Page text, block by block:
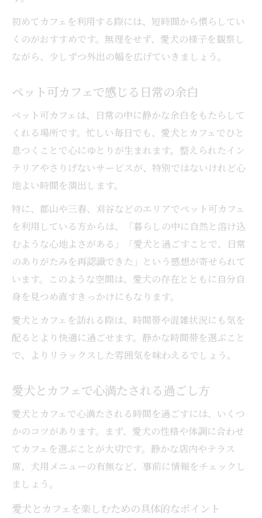
初めてカフェを利用する際には、短時間から慣らしてい
くのがおすすめです。無理をせず、愛犬の様子を観察し
ながら、少しずつ外出の幅を広げていきましょう。
ペット可カフェで感じる日常の余白
ペット可カフェは、日常の中に静かな余白をもたらして
くれる場所です。忙しい毎日でも、愛犬とカフェでひと
息つくことで心にゆとりが生まれます。整えられたイン
テリアやさりげないサービスが、特別ではないけれど心
地よい時間を演出します。
特に、郡山や三春、刈谷などのエリアでペット可カフェ
を利用している方からは、「暮らしの中に自然と溶け込
むような心地よさがある」「愛犬と過ごすことで、日常
のありがたみを再認識できた」という感想が寄せられて
います。このような空間は、愛犬の存在とともに自分自
身を見つめ直すきっかけにもなります。
愛犬とカフェを訪れる際は、時間帯や混雑状況にも気を
配るとより快適に過ごせます。静かな時間帯を選ぶこと
で、よりリラックスした雰囲気を味わえるでしょう。
愛犬とカフェで心満たされる過ごし方
愛犬とカフェで心満たされる時間を過ごすには、いくつ
かのコツがあります。まず、愛犬の性格や体調に合わせ
てカフェを選ぶことが大切です。静かな店内やテラス
席、犬用メニューの有無など、事前に情報をチェックし
ましょう。
愛犬とカフェを楽しむための具体的なポイント